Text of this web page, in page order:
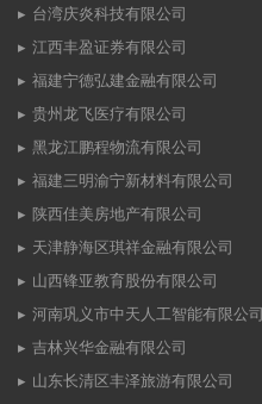
台湾庆炎科技有限公司
江西丰盈证券有限公司
福建宁德弘建金融有限公司
贵州龙飞医疗有限公司
黑龙江鹏程物流有限公司
福建三明渝宁新材料有限公司
陕西佳美房地产有限公司
天津静海区琪祥金融有限公司
山西锋亚教育股份有限公司
河南巩义市中天人工智能有限公司
吉林兴华金融有限公司
山东长清区丰泽旅游有限公司